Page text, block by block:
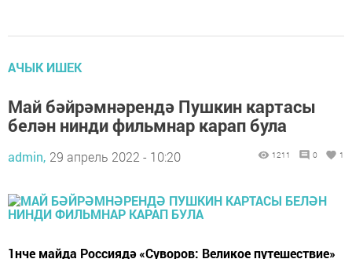
АЧЫК ИШЕК
Май бәйрәмнәрендә Пушкин картасы
белән нинди фильмнар карап була
admin, 29 апрель 2022 - 10:20 1211 0 1
1нче майда Россиядә «Суворов: Великое путешествие»